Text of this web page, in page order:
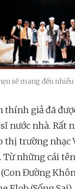
sẽ mang đến
thính giả đã
nước nhà. Rất
trường nhạc
Từ những cái
Đường